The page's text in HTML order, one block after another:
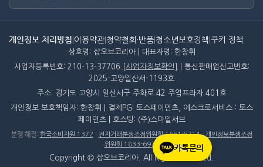
카톡문의
개인정보 처리방침 이용약관 청약철회·반품 청소년보호정책 쿠키 정책
상호명: 샵오브코리아 | 대표자명: 한창휘
사업자등록번호: 210-13-37706
[사업자정보확인]
| 통신판매업신고번호:
2025-고양일산서-1193호
주소: 경기도 고양시 일산서구 주화로 42 주엽프라자 401호
개인정보 보호책임자: 한창휘 | 결제PG: 토스페이먼츠, 에스크로서비스 : 토스
페이먼츠 | 호스팅: (주)스마일서브
분쟁 해결: 한국소비자원 1372 · 전자거래분쟁조정위원회 1661-5714·개인정보분쟁조정
위원회 1833-6972
Copyright © 샵오브코리아. All Rights Reserved.